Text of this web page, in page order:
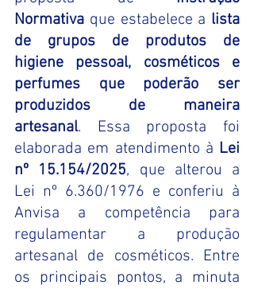
Normativa que estabelece a lista
de grupos de produtos de
higiene pessoal, cosméticos e
perfumes que poderão ser
produzidos de maneira
artesanal. Essa proposta foi
elaborada em atendimento à Lei
nº 15.154/2025, que alterou a
Lei nº 6.360/1976 e conferiu à
Anvisa a competência para
regulamentar a produção
artesanal de cosméticos. Entre
os principais pontos, a minuta